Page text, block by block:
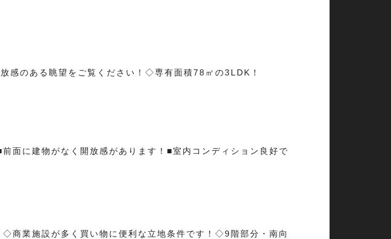
感のある眺望をご覧ください！◇専有面積78㎡の3LDK！
面に建物がなく開放感があります！■室内コンディション良好で
商業施設が多く買い物に便利な立地条件です！◇9階部分・南向